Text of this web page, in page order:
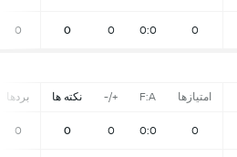
0
0:0
0
0
0
امتیازها F:A
+/- نکته ها بردها
0
0:0
0
0
0